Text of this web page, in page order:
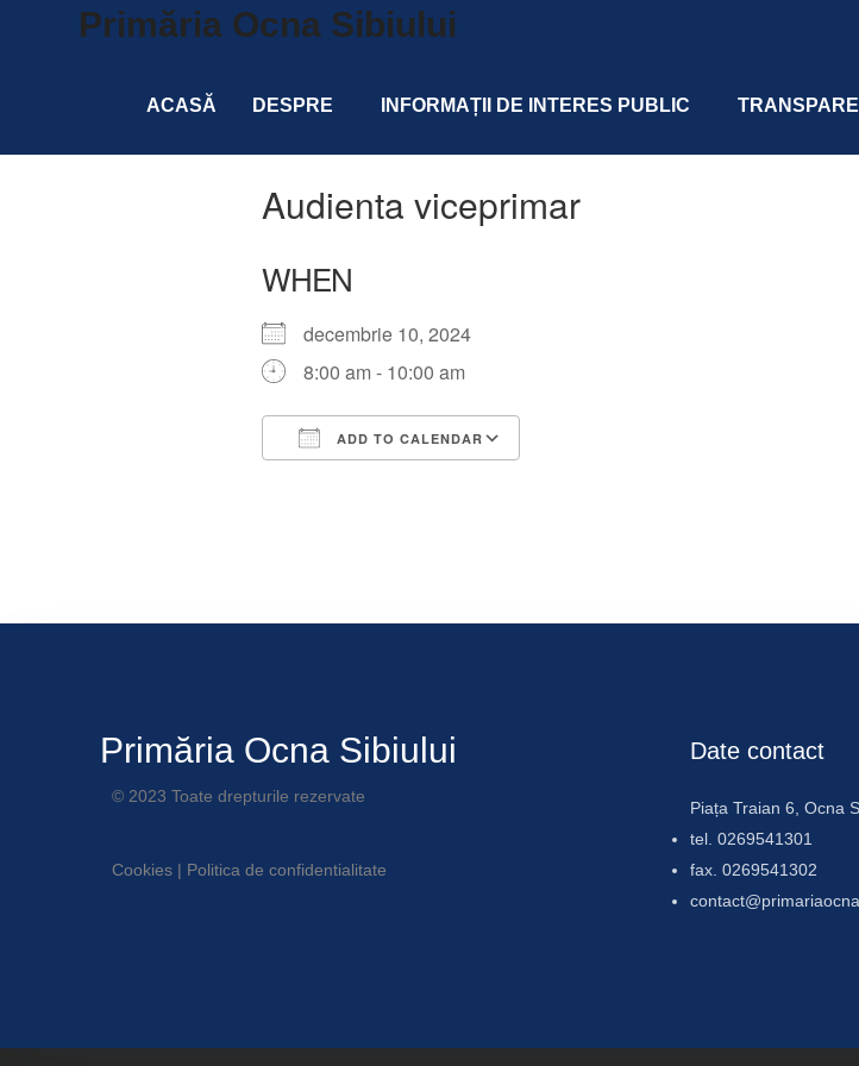
Primăria Ocna Sibiului
ACASĂ DESPRE INFORMAȚII DE INTERES PUBLIC
Audienta viceprimar
WHEN
decembrie 10, 2024
8:00 am - 10:00 am
ADD TO CALENDAR
Primăria Ocna Sibiului
© 2023 Toate drepturile rezervate
Cookies| Politica de confidentialitate
Date contact
Piața Traian 6, Ocna
tel. 0269541301
fax. 0269541302